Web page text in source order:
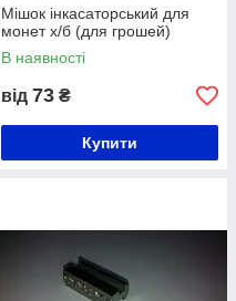
Мішок інкасаторський для
монет х/б (для грошей)
В наявності
від 73 ₴
Купити